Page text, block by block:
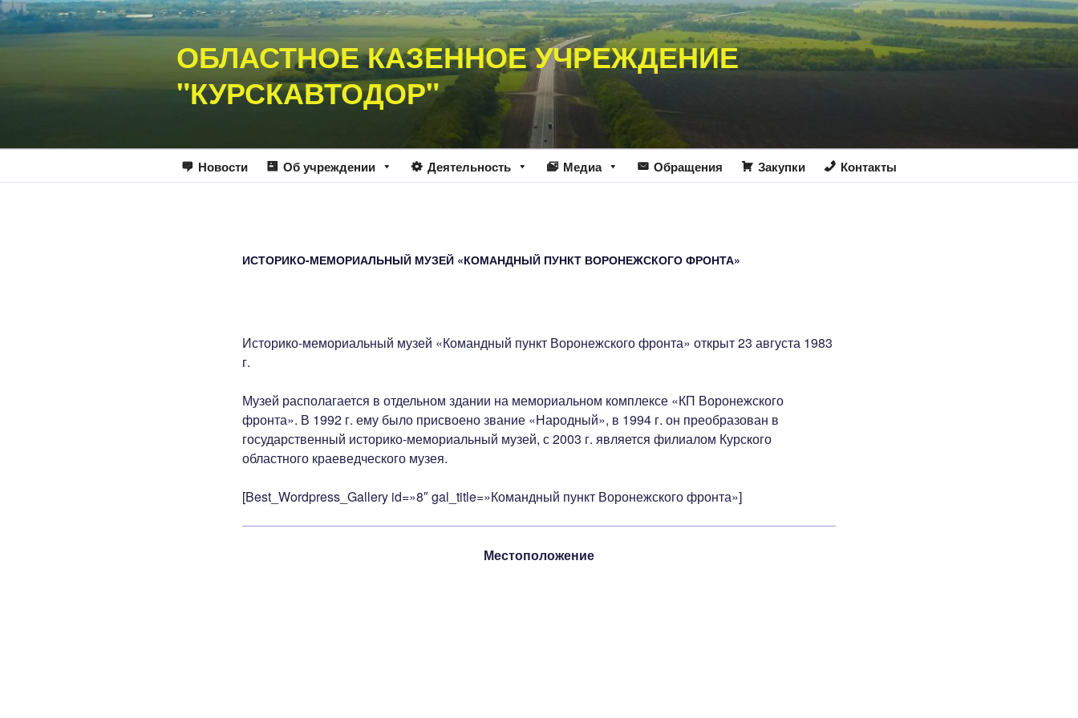
Перейти
к
содержимому
ОБЛАСТНОЕ КАЗЕННОЕ УЧРЕЖДЕНИЕ
"КУРСКАВТОДОР"
Новости Об учреждении Деятельность Медиа Обращения Закупки Контакты
ИСТОРИКО-МЕМОРИАЛЬНЫЙ МУЗЕЙ «КОМАНДНЫЙ ПУНКТ ВОРОНЕЖСКОГО ФРОНТА»
Историко-мемориальный музей «Командный пункт Воронежского фронта» открыт 23 августа 1983
г.
Музей располагается в отдельном здании на мемориальном комплексе «КП Воронежского
фронта». В 1992 г. ему было присвоено звание «Народный», в 1994 г. он преобразован в
государственный историко-мемориальный музей, с 2003 г. является филиалом Курского
областного краеведческого музея.
[Best_Wordpress_Gallery id=»8″ gal_title=»Командный пункт Воронежского фронта»]
Местоположение